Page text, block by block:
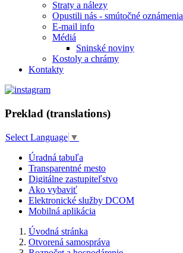
Straty a nálezy
Opustili nás - smútočné oznámenia
E-mail info
Médiá
Sninské noviny
Kostoly a chrámy
Kontakty
Preklad (translations)
Select Language ▼
Úradná tabuľa
Transparentné mesto
Digitálne zastupiteľstvo
Ako vybaviť
Elektronické služby DCOM
Mobilná aplikácia
Úvodná stránka
Otvorená samospráva